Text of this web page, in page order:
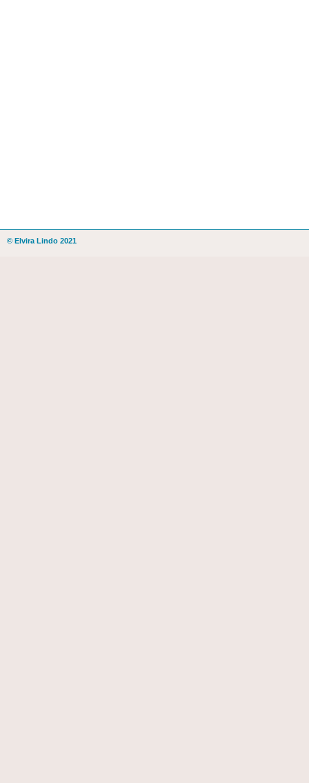
© Elvira Lindo 2021